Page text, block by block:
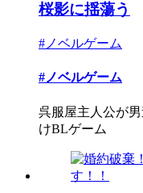
桜影に揺蕩う
#ノベルゲーム
#ノベルゲーム
呉服屋主人公が
けBLゲーム